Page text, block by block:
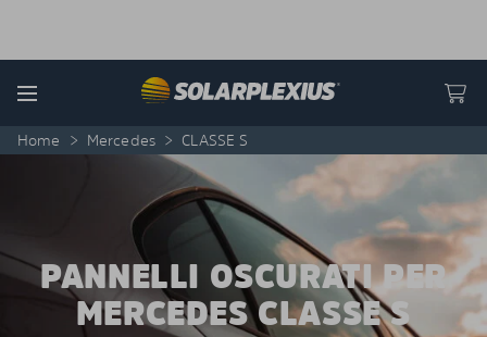
Menu
Home > Mercedes > CLASSE S
PANNELLI OSCURATI PER
MERCEDES CLASSE S